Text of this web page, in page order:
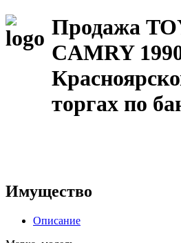
Продажа
CAMRY
торгах по
Имущество
Описание